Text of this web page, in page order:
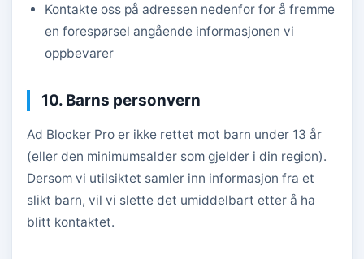
Kontakte oss på adressen nedenfor for å fremme
en forespørsel angående informasjonen vi
oppbevarer
10. Barns personvern
Ad Blocker Pro er ikke rettet mot barn under 13 år
(eller den minimumsalder som gjelder i din region).
Dersom vi utilsiktet samler inn informasjon fra et
slikt barn, vil vi slette det umiddelbart etter å ha
blitt kontaktet.